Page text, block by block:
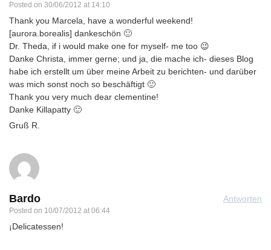
Posted on 30/06/2012 at 14:10
Thank you Marcela, have a wonderful weekend!
[aurora.borealis] dankeschön 🙂
Dr. Theda, if i would make one for myself- me too 😉
Danke Christa, immer gerne; und ja, die mache ich- dieses Blog
habe ich erstellt um über meine Arbeit zu berichten- und darüber
was mich sonst noch so beschäftigt 🙂
Thank you very much dear clementine!
Danke Killapatty 🙂
Gruß R.
Bardo
Posted on 10/07/2012 at 06:44
Antworten
¡Delicatessen!